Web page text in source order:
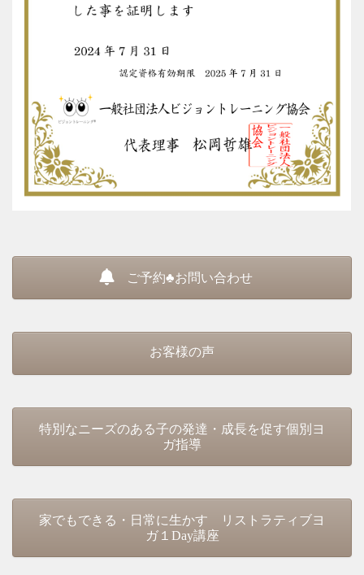
ご予約♣お問い合わせ
お客様の声
特別なニーズのある子の発達・成長を促す個別ヨ
ガ指導
家でもできる・日常に生かす リストラティブヨ
ガ１Day講座